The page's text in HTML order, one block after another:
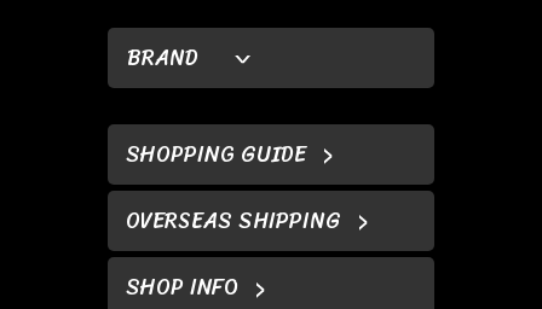
BRAND
SHOPPING GUIDE
OVERSEAS SHIPPING
SHOP INFO